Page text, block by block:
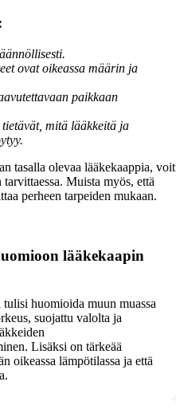
ovat oikeassa määrin ja
paikkaan
tietävät, mitä lääkkeitä ja
tasalla olevaa lääkekaappia, voit
Muista myös, että
perheen tarpeiden mukaan.
lääkekaapin
huomioida muun muassa
suojattu valolta ja
Lisäksi on tärkeää
oikeassa lämpötilassa ja että